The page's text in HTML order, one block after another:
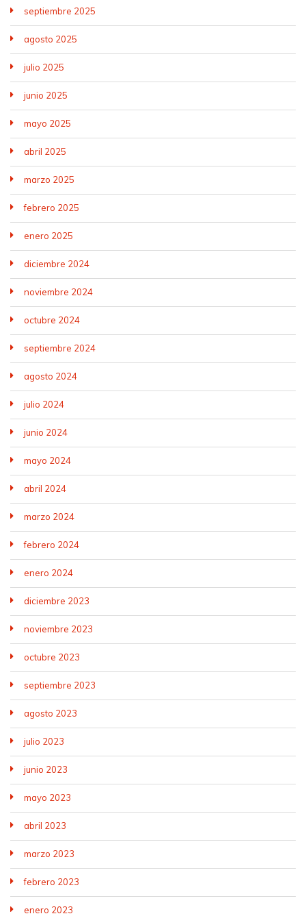
septiembre 2025
agosto 2025
julio 2025
junio 2025
mayo 2025
abril 2025
marzo 2025
febrero 2025
enero 2025
diciembre 2024
noviembre 2024
octubre 2024
septiembre 2024
agosto 2024
julio 2024
junio 2024
mayo 2024
abril 2024
marzo 2024
febrero 2024
enero 2024
diciembre 2023
noviembre 2023
octubre 2023
septiembre 2023
agosto 2023
julio 2023
junio 2023
mayo 2023
abril 2023
marzo 2023
febrero 2023
enero 2023